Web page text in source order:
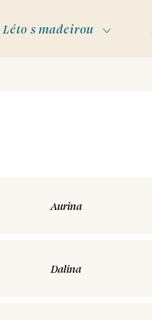
Léto s madeirou
Aurina
Dalina